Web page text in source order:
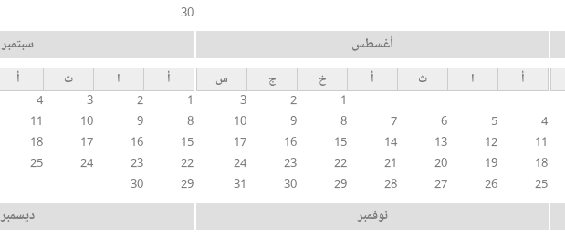
30
أغسطس
أ ا ث أ خ ج
س
1
2
3
4
5
6
7
8
9
10
11
12
13
14
15
16
17
18
19
20
21
22
23
24
25
26
27
28
29
30
31
سبتمبر
أ ا ث أ
1
2
3
4
8
9
10
11
15
16
17
18
22
23
24
25
29
30
نوفمبر ديسمبر